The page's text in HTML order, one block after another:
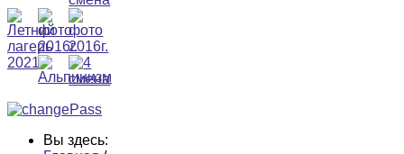
Вы здесь: